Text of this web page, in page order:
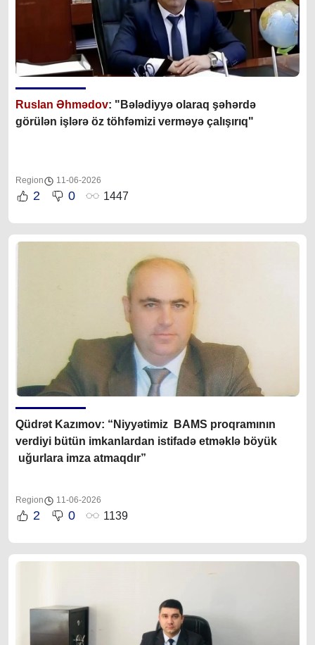
Ruslan Əhmədov: "Bələdiyyə olaraq şəhərdə
görülən işlərə öz töhfəmizi verməyə çalışırıq"
Region 11-06-2026
2 0 1447
Qüdrət Kazımov: “Niyyətimiz BAMS proqramının
verdiyi bütün imkanlardan istifadə etməklə böyük
uğurlara imza atmaqdır”
Region 11-06-2026
2 0 1139